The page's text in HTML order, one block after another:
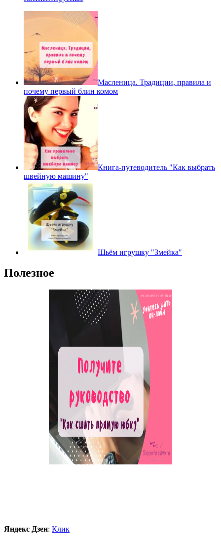
Масленица. Традиции, правила и
почему первый блин комом
Книга-путеводитель "Как выбрать
швейную машину"
Шьём игрушку "Змейка"
Полезное
Яндекс Дзен: Клик